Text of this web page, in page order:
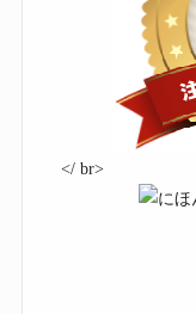
</ br>